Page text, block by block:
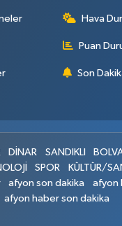
Hava
Puan
Son
DİNAR SANDIKLI
SPOR KÜLTÜR/
afyon son dakika
afyon
afyon haber son dakika